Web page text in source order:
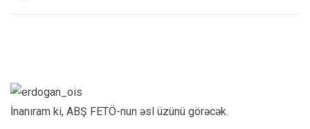
İnanıram ki, ABŞ FETÖ-nun əsl üzünü görəcək.